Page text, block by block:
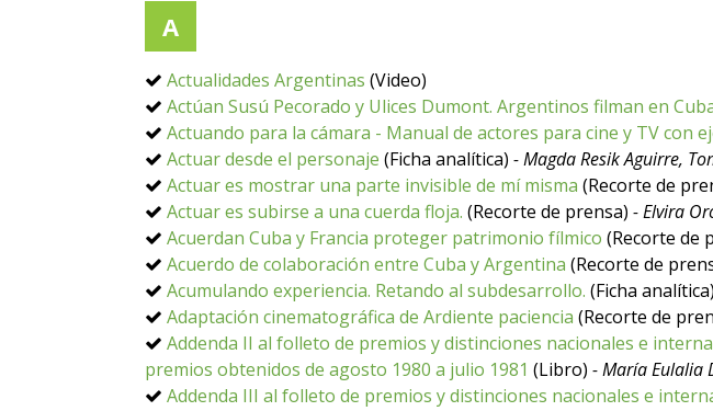
A
Actualidades Argentinas (Video)
Actúan Susú Pecorado y Ulices Dumont. Argentinos filman en
Actuando para la cámara - Manual de actores para cine y TV con
Actuar desde el personaje (Ficha analítica) - Magda Resik Aguirre,
Actuar es mostrar una parte invisible de mí misma (Recorte de
Actuar es subirse a una cuerda floja. (Recorte de prensa) - Elvira
Acuerdan Cuba y Francia proteger patrimonio fílmico (Recorte de
Acuerdo de colaboración entre Cuba y Argentina (Recorte de
Acumulando experiencia. Retando al subdesarrollo. (Ficha analítica)
Adaptación cinematográfica de Ardiente paciencia (Recorte de
Addenda II al folleto de premios y distinciones nacionales e
premios obtenidos de agosto 1980 a julio 1981 (Libro) - María Eulalia
Addenda III al folleto de premios y distinciones nacionales e